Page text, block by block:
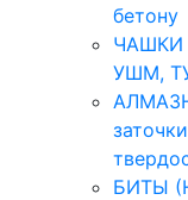
бетону
ЧАШКИ
УШМ,
БИТЫ